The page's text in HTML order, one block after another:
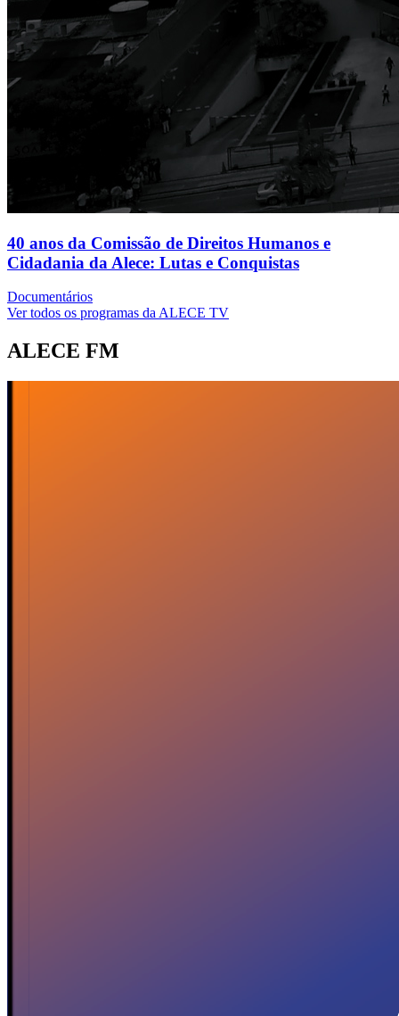
40 anos da Comissão de Direitos Humanos e
Cidadania da Alece: Lutas e Conquistas
Documentários
Ver todos os programas da ALECE TV
ALECE FM